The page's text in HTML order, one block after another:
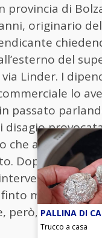
provincia di
originario
del
Linder. I
lo
passato
disagio
che all’esterno del
Dopo la
i
mendicante.
però, non è
PALLINA DI
Trucco a casa